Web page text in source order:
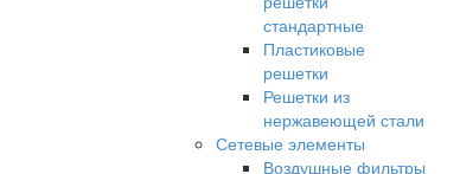
стандартные
Пластиковые
решетки
Решетки из
нержавеющей стали
Сетевые элементы
Воздушные фильтры